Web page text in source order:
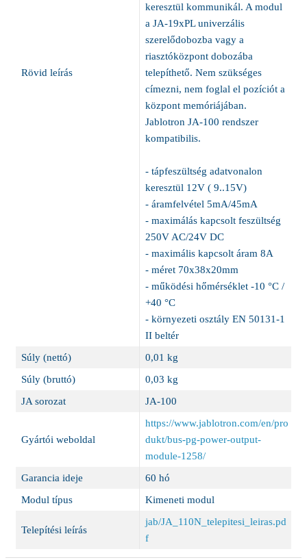
Rövid leírás
keresztül kommunikál. A modul
a JA-19xPL univerzális
szerelődobozba vagy a
riasztóközpont dobozába
telepíthető. Nem szükséges
címezni, nem foglal el pozíciót a
központ memóriájában.
Jablotron JA-100 rendszer
kompatibilis.
- tápfeszültség adatvonalon
keresztül 12V ( 9..15V)
- áramfelvétel 5mA/45mA
- maximálás kapcsolt feszültség
250V AC/24V DC
- maximális kapcsolt áram 8A
- méret 70x38x20mm
- működési hőmérséklet -10 °C /
+40 °C
- környezeti osztály EN 50131-1
II beltér
Súly (nettó)
0,01 kg
Súly (bruttó)
0,03 kg
JA sorozat
JA-100
Gyártói weboldal
https://www.jablotron.com/en/pro
dukt/bus-pg-power-output-
module-1258/
Garancia ideje
60 hó
Modul típus
Kimeneti modul
Telepítési leírás
jab/JA_110N_telepitesi_leiras.pd
f